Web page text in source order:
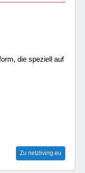
die speziell auf
Zu netzliving.eu